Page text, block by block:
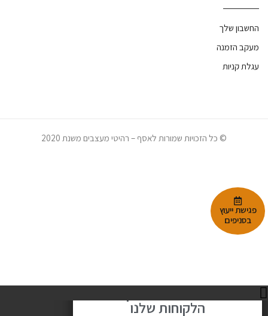
החשבון שלך
מעקב הזמנה
עגלת קניות
© כל הזכויות שמורות לאסף – רהיטי מעצבים משנת 2020
פגישת ייעוץ
בסניפים
הלקוחות שלנו